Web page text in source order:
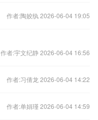
作者:陶姣纨 2026-06-04 19:05
作者:宇文纪静 2026-06-04 16:56
作者:习倩龙 2026-06-04 14:22
作者:单娟瑾 2026-06-04 14:59